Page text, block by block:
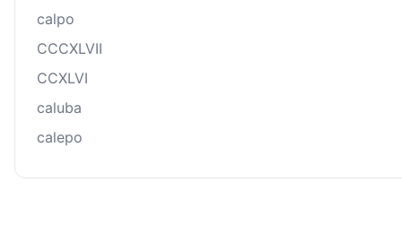
calpo
CCCXLVII
CCXLVI
caluba
calepo